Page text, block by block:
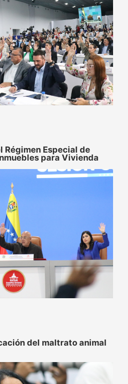
Régimen Especial de
para Vivienda
del maltrato animal